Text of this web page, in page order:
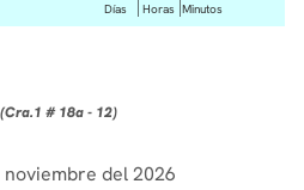
Días Horas Minutos
# 18a - 12)
del 2026